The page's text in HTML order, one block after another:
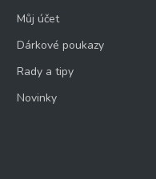
Můj účet
Dárkové poukazy
Rady a tipy
Novinky